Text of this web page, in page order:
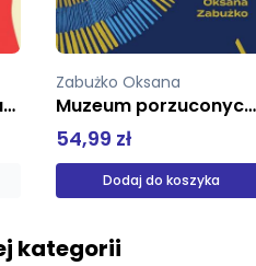
Muzeum porzuconych sekretów
Zabużko Oksana
Planeta Piołun
46,99 zł
Produkt niedostępny
kategorii